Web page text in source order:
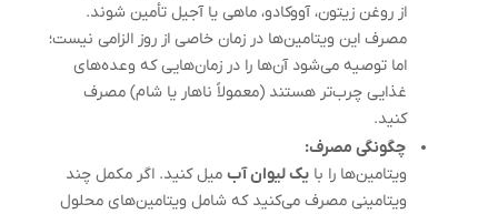
از روغن زیتون، آووکادو، ماهی یا آجیل تأمین شوند.
مصرف این ویتامین‌ها در زمان خاصی از روز الزامی نیست؛
اما توصیه می‌شود آن‌ها را در زمان‌هایی که وعده‌های
غذایی چرب‌تر هستند (معمولاً ناهار یا شام) مصرف
کنید.
چگونگی مصرف:
ویتامین‌ها را با یک لیوان آب میل کنید. اگر مکمل چند
ویتامینی مصرف می‌کنید که شامل ویتامین‌های محلول